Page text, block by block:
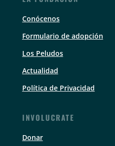
Conócenos
Formulario de adopción
Los Peludos
Actualidad
Política de Privacidad
INVOLUCRATE
Donar